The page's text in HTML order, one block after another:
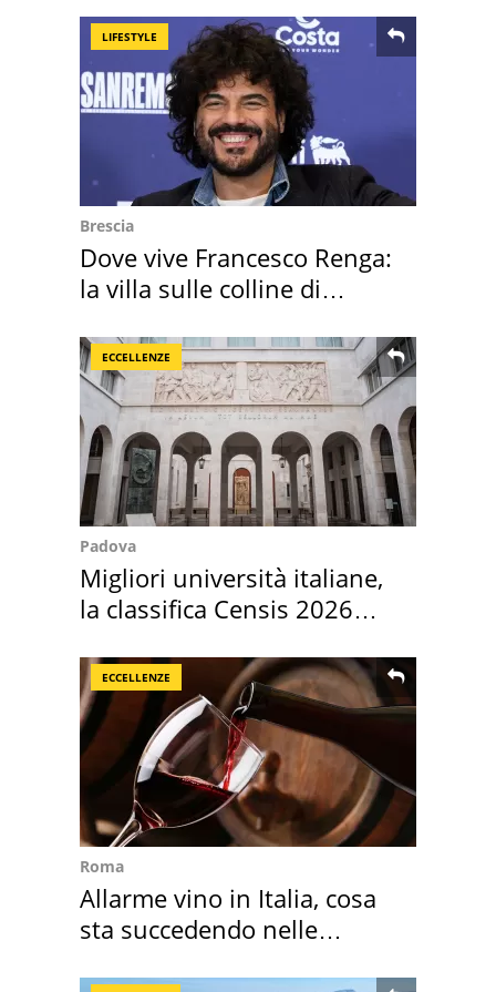
LIFESTYLE
Brescia
Dove vive Francesco Renga:
la villa sulle colline di
ECCELLENZE
Padova
Migliori università italiane,
la classifica Censis 2026
ECCELLENZE
Roma
Allarme vino in Italia, cosa
sta succedendo nelle